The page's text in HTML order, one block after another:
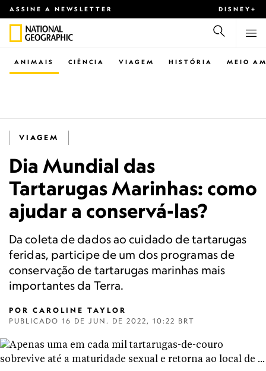
ASSINE A NEWSLETTER DISNEY+
CIÊNCIA VIAGEM
ANIMAIS HISTÓRIA MEIO
VIAGEM
Dia Mundial das
Tartarugas Marinhas: como
ajudar a conservá-las?
Da coleta de dados ao cuidado de tartarugas
feridas, participe de um dos programas de
conservação de tartarugas marinhas mais
importantes da Terra.
POR CAROLINE TAYLOR
PUBLICADO 16 DE JUN. DE 2022, 10:22 BRT